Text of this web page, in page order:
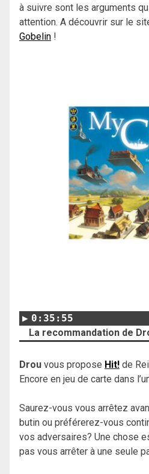
à suivre sont les arguments
attention. A découvrir sur le
Gobelin !
0:35:55
La recommandation de
Drou vous propose Hit! de
Encore en jeu de carte dans
Saurez-vous vous arrêtez
butin ou préférerez-vous
vos adversaires? Une chose
pas vous arrêter à une seule